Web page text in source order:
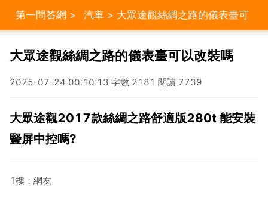
第一問答網 > 汽車 > 大眾途觀絲綢之路的儀表臺可
大眾途觀絲綢之路的儀表臺可以改裝嗎
2025-07-24 00:10:13 字數 2181 閱讀 7739
大眾途觀2017款絲綢之路舒適版280t 能安裝
豎屏中控嗎?
1樓：網友